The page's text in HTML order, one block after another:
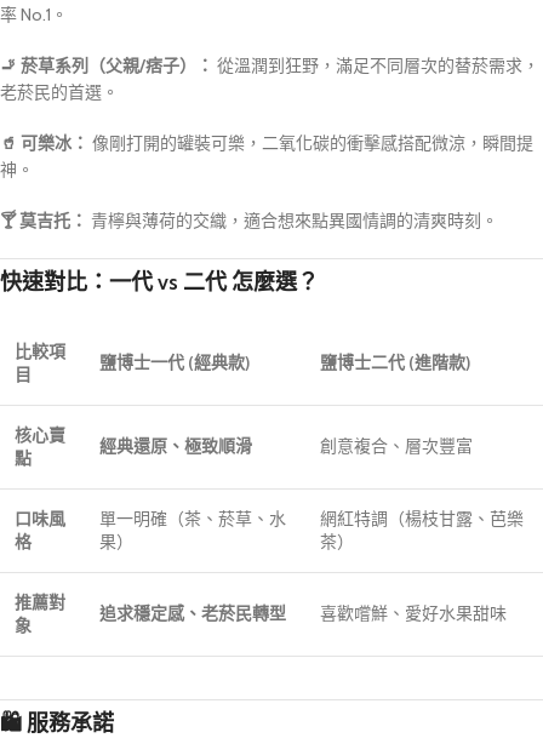
率 No.1。
🚬 菸草系列（父親/痞子）： 從溫潤到狂野，滿足不同層次的替菸需求，
老菸民的首選。
🥤 可樂冰： 像剛打開的罐裝可樂，二氧化碳的衝擊感搭配微涼，瞬間提
神。
🍸 莫吉托： 青檸與薄荷的交織，適合想來點異國情調的清爽時刻。
快速對比：一代 vs 二代 怎麼選？
比較項
目
鹽博士一代 (經典款) 鹽博士二代 (進階款)
核心賣
點
經典還原、極致順滑 創意複合、層次豐富
口味風
格
單一明確（茶、菸草、水
果）
網紅特調（楊枝甘露、芭樂
茶）
推薦對
象
追求穩定感、老菸民轉型 喜歡嚐鮮、愛好水果甜味
🛍️ 服務承諾